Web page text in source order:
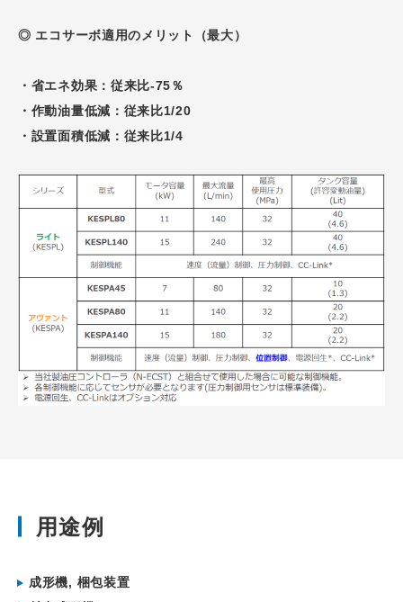
◎ エコサーボ適用のメリット（最大）
・省エネ効果：従来比-75％
・作動油量低減：従来比1/20
・設置面積低減：従来比1/4
用途例
成形機, 梱包装置